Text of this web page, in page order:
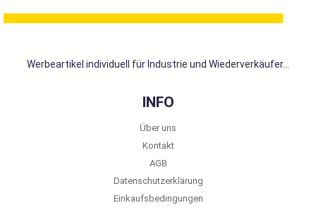
Werbeartikel individuell für Industrie und Wiederverkäufer...
INFO
Über uns
Kontakt
AGB
Datenschutzerklärung
Einkaufsbedingungen